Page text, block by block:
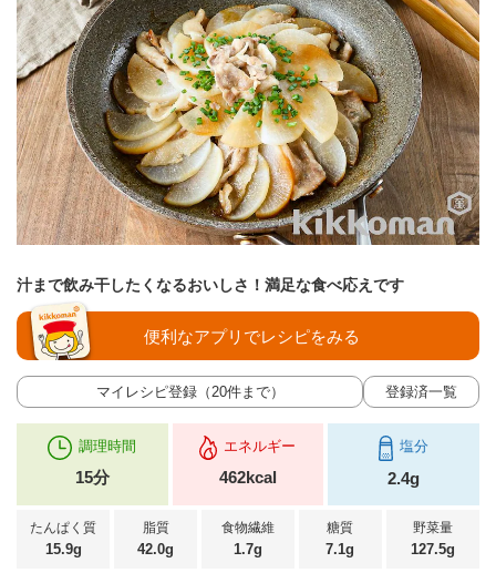
汁まで飲み干したくなるおいしさ！満足な食べ応えです
マイレシピ登録（20件まで） 登録済一覧
便利なアプリでレシピをみる
調理時間
15分
エネルギー
462kcal
塩分
2.4g
たんぱく質
15.9g
脂質
42.0g
食物繊維
1.7g
糖質
7.1g
野菜量
127.5g